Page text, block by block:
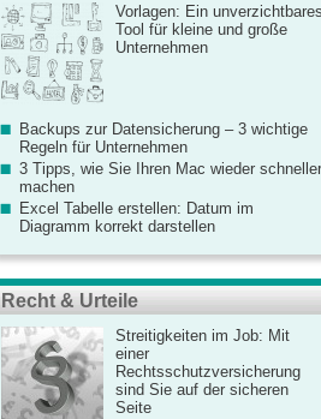
Vorlagen: Ein unverzichtbares
Tool für kleine und große
Unternehmen
Backups zur Datensicherung – 3 wichtige
Regeln für Unternehmen
3 Tipps, wie Sie Ihren Mac wieder schneller
machen
Excel Tabelle erstellen: Datum im
Diagramm korrekt darstellen
Recht & Urteile
Streitigkeiten im Job: Mit
einer
Rechtsschutzversicherung
sind Sie auf der sicheren
Seite